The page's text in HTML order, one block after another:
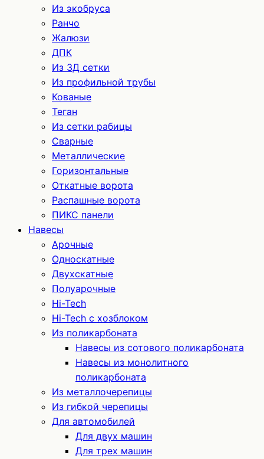
Из экобруса
Ранчо
Жалюзи
ДПК
Из 3Д сетки
Из профильной трубы
Кованые
Теган
Из сетки рабицы
Сварные
Металлические
Горизонтальные
Откатные ворота
Распашные ворота
ПИКС панели
Навесы
Арочные
Односкатные
Двухскатные
Полуарочные
Hi-Tech
Hi-Tech с хозблоком
Из поликарбоната
Навесы из сотового поликарбоната
Навесы из монолитного
поликарбоната
Из металлочерепицы
Из гибкой черепицы
Для автомобилей
Для двух машин
Для трех машин